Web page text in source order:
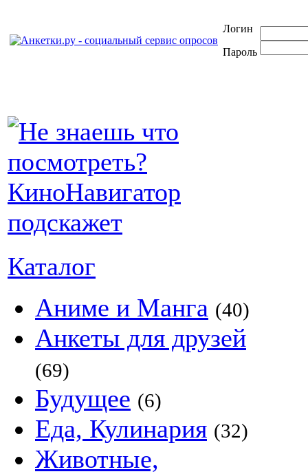
Логин
Пароль
Каталог
Аниме и Манга (40)
Анкеты для друзей
(69)
Будущее (6)
Еда, Кулинария (32)
Животные,